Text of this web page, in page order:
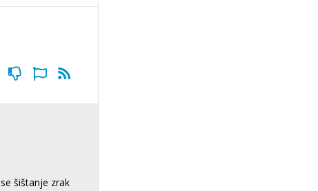
šištanje zrak